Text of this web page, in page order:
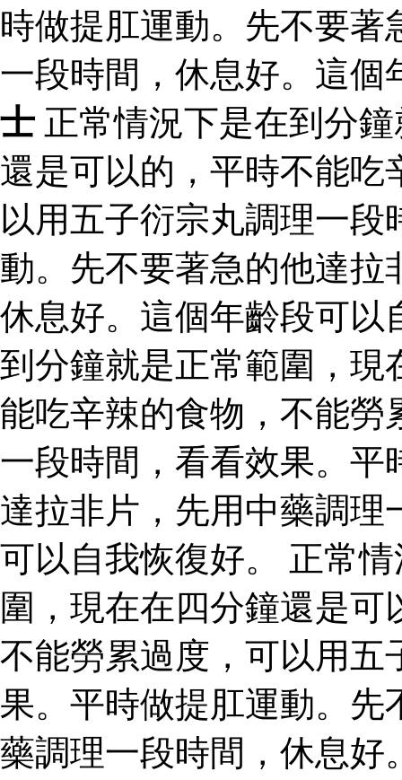
時做提肛運動。先不要
一段時間，休息好。這
士 正常情況下是在到分
還是可以的，平時不能吃
以用五子衍宗丸調理一
動。先不要著急的他達拉
休息好。這個年齡段可以
到分鐘就是正常範圍，現
能吃辛辣的食物，不能勞
一段時間，看看效果。平
達拉非片，先用中藥調理
可以自我恢復好。 正常
圍，現在在四分鐘還是
不能勞累過度，可以用五
果。平時做提肛運動。先
藥調理一段時間，休息好